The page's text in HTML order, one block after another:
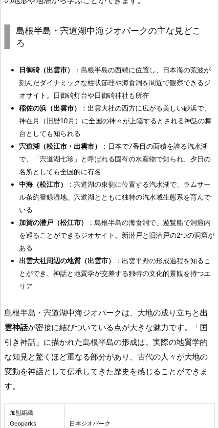
島根半島・宍道湖中海ジオパークの主な見どこ
ろ
日御碕（出雲市）
：島根半島の西端に位置し、日本海の荒波が
刻んだダイナミックな柱状節理や海食洞を間近で観察できるジ
オサイト。日御碕灯台や日御碕神社も所在
稲佐の浜（出雲市）
：出雲大社の西方に広がる美しい砂浜で、
神在月（旧暦10月）に全国の神々が上陸するとされる神話の舞
台としても知られる
宍道湖（松江市・出雲市）
：日本で7番目の面積を誇る汽水湖
で、「宍道湖七珍」と呼ばれる固有の水産物で知られ、夕日の
名所としても全国的に有名
中海（松江市）
：宍道湖の東側に位置する汽水湖で、ラムサー
ル条約登録湿地。宍道湖とともに独特の汽水域生態系を育んで
いる
加賀の潜戸（松江市）
：島根半島の海食洞で、遊覧船で洞窟内
を巡ることができるジオサイト。新潜戸と旧潜戸の2つの洞窟が
ある
出雲大社周辺の地質（出雲市）
：出雲平野の形成過程を知るこ
とができ、神話と地質学が交差する独特の文化的景観を持つエ
リア
島根半島・宍道湖中海ジオパークは、大地の成り立ちと 出
雲神話が密接に結びついている点が大きな魅力です。「国
引き神話」に描かれた島根半島の形成は、実際の地質学的
な知見と驚くほど重なる部分があり、古代の人々が大地の
変動を神話として伝承してきた歴史を感じることができま
す。
加盟組織
Geoparks
日本ジオパーク